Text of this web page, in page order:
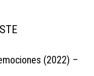
(2022) –